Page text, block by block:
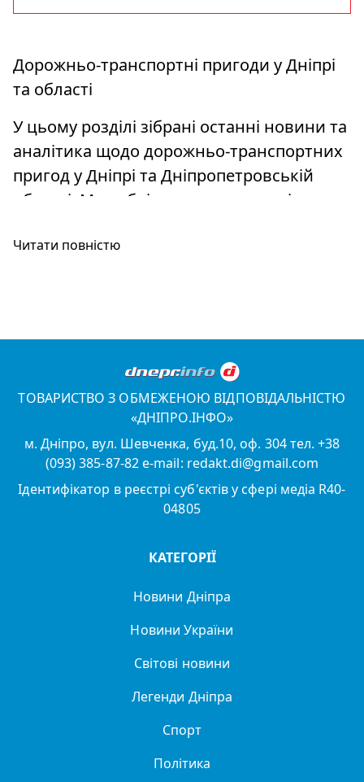
Дорожньо-транспортні пригоди у Дніпрі
та області
У цьому розділі зібрані останні новини та
аналітика щодо дорожньо-транспортних
пригод у Дніпрі та Дніпропетровській
області. Ми публікуємо оперативні
наслідки та поради для водіїв і пішоходів.
Статистику аварійності та аналіз
причин ДТП;
Поради з безпеки для водіїв та
пішоходів;
Інформацію про дорожні роботи та
Dnepr.info прагне забезпечити жителів
міста та області актуальною та
достовірною інформацією щодо
оновленнями та будьте обережні на
Читати повністю
ТОВАРИСТВО З ОБМЕЖЕНОЮ ВІДПОВІДАЛЬНІСТЮ
«ДНІПРО.ІНФО»
м. Дніпро, вул. Шевченка, буд.10, оф. 304 тел. +38
(093) 385-87-82 e-mail: redakt.di@gmail.com
Ідентифікатор в реєстрі суб'єктів у сфері медіа R40-
04805
КАТЕГОРІЇ
Новини Дніпра
Новини України
Світові новини
Легенди Дніпра
Спорт
Політика